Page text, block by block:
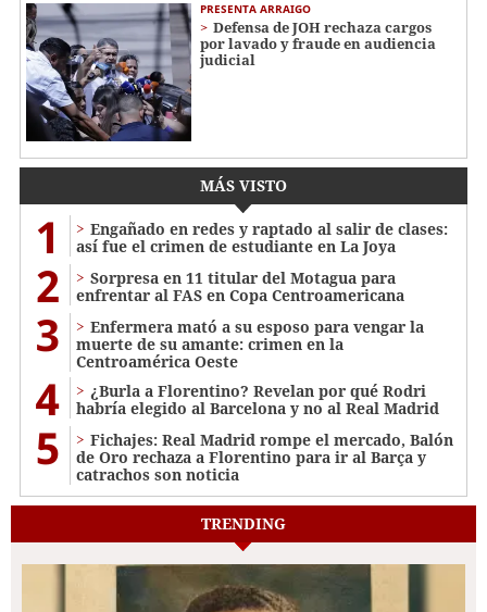
PRESENTA ARRAIGO
Defensa de JOH rechaza cargos
por lavado y fraude en audiencia
judicial
MÁS VISTO
1
Engañado en redes y raptado al salir de clases:
así fue el crimen de estudiante en La Joya
2
Sorpresa en 11 titular del Motagua para
enfrentar al FAS en Copa Centroamericana
3
Enfermera mató a su esposo para vengar la
muerte de su amante: crimen en la
Centroamérica Oeste
4
¿Burla a Florentino? Revelan por qué Rodri
habría elegido al Barcelona y no al Real Madrid
5
Fichajes: Real Madrid rompe el mercado, Balón
de Oro rechaza a Florentino para ir al Barça y
catrachos son noticia
TRENDING